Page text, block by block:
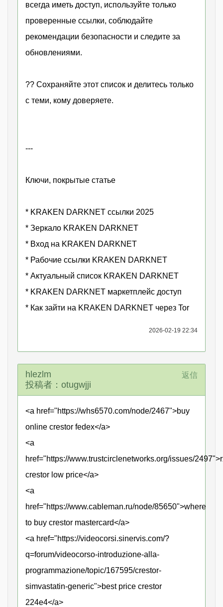
всегда иметь доступ, используйте только
проверенные ссылки, соблюдайте
рекомендации безопасности и следите за
обновлениями.
?? Сохраняйте этот список и делитесь только
с теми, кому доверяете.
---
Ключи, покрытые статье
* KRAKEN DARKNET ссылки 2025
* Зеркало KRAKEN DARKNET
* Вход на KRAKEN DARKNET
* Рабочие ссылки KRAKEN DARKNET
* Актуальный список KRAKEN DARKNET
* KRAKEN DARKNET маркетплейс доступ
* Как зайти на KRAKEN DARKNET через Tor
2026-02-19 22:34
hlezlm
投稿者：otugwjji
返信
<a href="https://whs6570.com/node/2467">buy
online crestor fedex</a>
<a
href="https://www.trustcirclenetworks.org/issues/
crestor low price</a>
<a
href="https://www.cableman.ru/node/85650">where
to buy crestor mastercard</a>
<a href="https://videocorsi.sinervis.com/?
q=forum/videocorso-introduzione-alla-
programmazione/topic/167595/crestor-
simvastatin-generic">best price crestor
224e4</a>